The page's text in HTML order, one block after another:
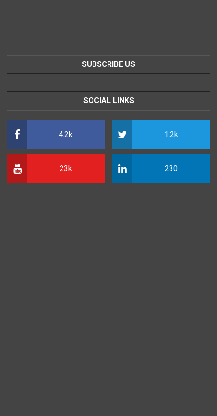
SUBSCRIBE US
SOCIAL LINKS
4.2k 1.2k
23k 230